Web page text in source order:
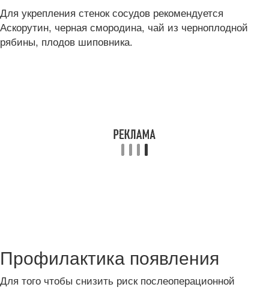
Для укрепления стенок сосудов рекомендуется
Аскорутин, черная смородина, чай из черноплодной
рябины, плодов шиповника.
Профилактика появления
Для того чтобы снизить риск послеоперационной